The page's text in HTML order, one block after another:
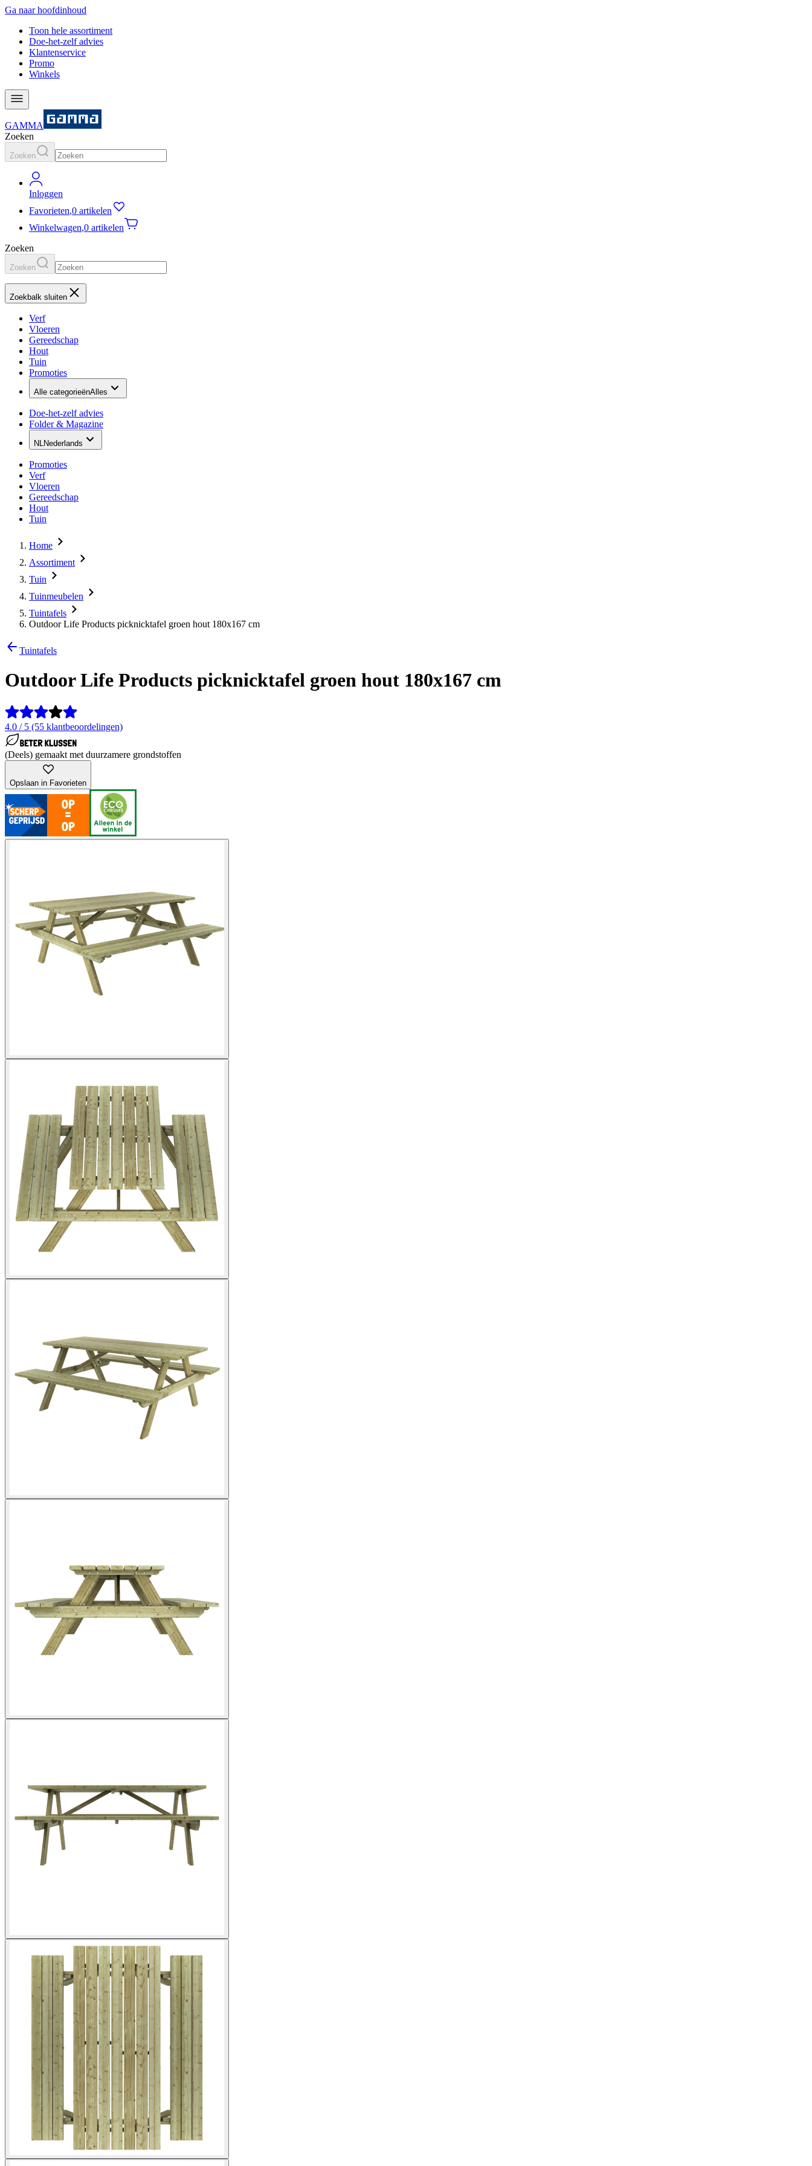
Ga naar hoofdinhoud
Toon hele assortiment
Doe-het-zelf advies
Klantenservice
Promo
Winkels
GAMMA
Zoeken
Zoeken
Inloggen
Favorieten,0 artikelen
Winkelwagen,0 artikelen
Zoeken
Zoeken
Zoekbalk sluiten
Verf
Vloeren
Gereedschap
Hout
Tuin
Promoties
Alle categorieënAlles
Doe-het-zelf advies
Folder & Magazine
NLNederlands
Promoties
Verf
Vloeren
Gereedschap
Hout
Tuin
Home
Assortiment
Tuin
Tuinmeubelen
Tuintafels
Outdoor Life Products picknicktafel groen hout 180x167 cm
Tuintafels
Outdoor Life Products picknicktafel groen hout 180x167 cm
4.0 / 5 (55 klantbeoordelingen)
(Deels) gemaakt met duurzamere grondstoffen
Opslaan in Favorieten